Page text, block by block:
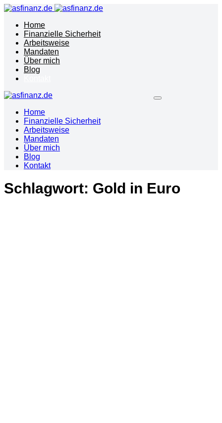
Home
Finanzielle Sicherheit
Arbeitsweise
Mandaten
Über mich
Blog
Home
Finanzielle Sicherheit
Arbeitsweise
Mandaten
Über mich
Blog
Kontakt
Schlagwort: Gold in Euro